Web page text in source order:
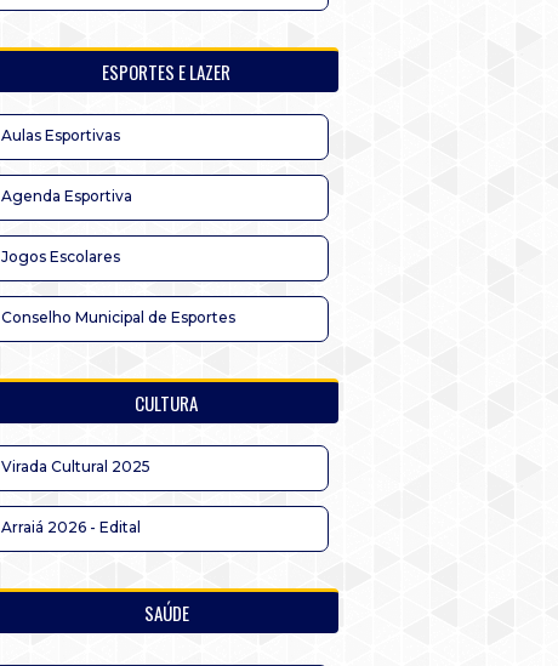
ESPORTES E LAZER
Aulas Esportivas
Agenda Esportiva
Jogos Escolares
Conselho Municipal de Esportes
CULTURA
Virada Cultural 2025
Arraiá 2026 - Edital
SAÚDE